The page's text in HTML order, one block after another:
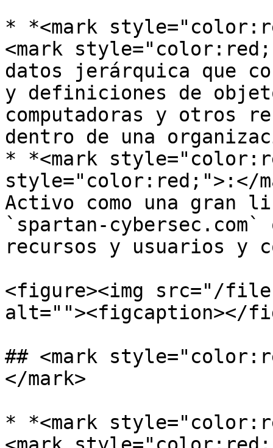
* *<mark
<mark
datos jerárquica que
y definiciones de
computadoras y otros
dentro de una
* *<mark
style="color:red;">:</
Activo como una gran
`spartan-cybersec.com`
recursos y usuarios y
<figure><img src="/files/
alt=""><figcaption></
## <mark
</mark>
* *<mark